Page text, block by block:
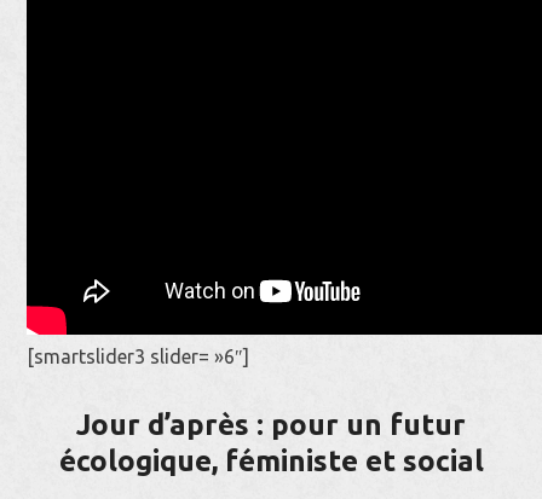
[smartslider3 slider= »6″]
Jour d’après : pour un futur
écologique, féministe et social